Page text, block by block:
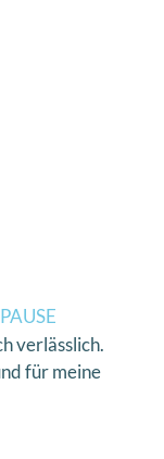
verlässlich.
für meine